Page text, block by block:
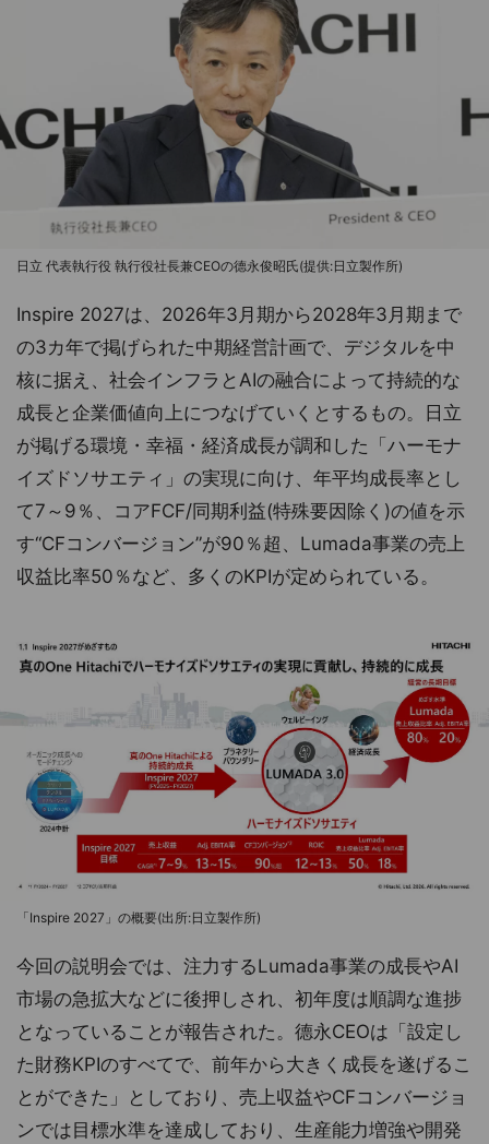
日立 代表執行役 執行役社長兼CEOの德永俊昭氏(提供:日立製作所)
Inspire 2027は、2026年3月期から2028年3月期まで
の3カ年で掲げられた中期経営計画で、デジタルを中
核に据え、社会インフラとAIの融合によって持続的な
成長と企業価値向上につなげていくとするもの。日立
が掲げる環境・幸福・経済成長が調和した「ハーモナ
イズドソサエティ」の実現に向け、年平均成長率とし
て7～9％、コアFCF/同期利益(特殊要因除く)の値を示
す“CFコンバージョン”が90％超、Lumada事業の売上
収益比率50％など、多くのKPIが定められている。
「Inspire 2027」の概要(出所:日立製作所)
今回の説明会では、注力するLumada事業の成長やAI
市場の急拡大などに後押しされ、初年度は順調な進捗
となっていることが報告された。德永CEOは「設定し
た財務KPIのすべてで、前年から大きく成長を遂げるこ
とができた」としており、売上収益やCFコンバージョ
ンでは目標水準を達成しており、生産能力増強や開発